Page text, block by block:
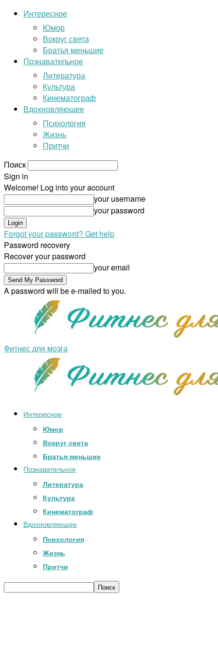
Интересное
Юмор
Вокруг света
Братья меньшие
Познавательное
Литература
Культура
Кинематограф
Вдохновляющее
Психология
Жизнь
Притчи
Поиск
Sign in
Welcome! Log into your account
your username
your password
Forgot your password? Get help
Password recovery
Recover your password
your email
A password will be e-mailed to you.
Фитнес для мозга
Интересное
Юмор
Вокруг света
Братья меньшие
Познавательное
Литература
Культура
Кинематограф
Вдохновляющее
Психология
Жизнь
Притчи